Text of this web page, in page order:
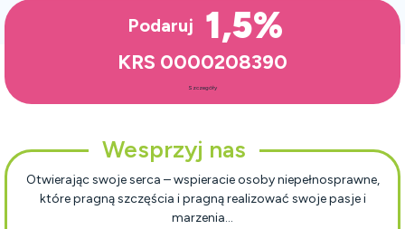
Podaruj 1,5%
KRS 0000208390
Szczegóły
Wesprzyj nas
Otwierając swoje serca – wspieracie osoby niepełnosprawne,
które pragną szczęścia i pragną realizować swoje pasje i
marzenia…